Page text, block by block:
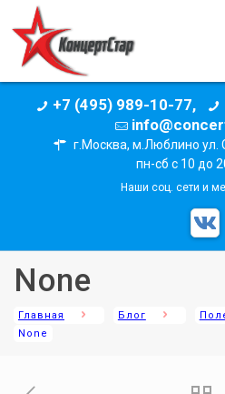
+7 (495) 989-10-77,
г.Москва, м.Люблино ул.
пн-сб с 10 до
Наши соц. сети и
None
Главная Блог
None